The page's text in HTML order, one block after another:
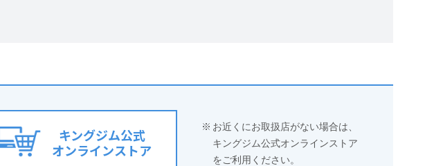
キングジム公式
オンラインストア
※ お近くにお取扱店がない場合は、
キングジム公式オンラインストア
をご利用ください。